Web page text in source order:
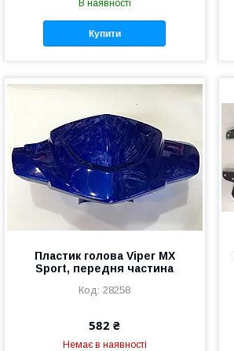
В наявності
Купити
Пластик голова Viper MX
Sport, передня частина
28258
582 ₴
Немає в наявності